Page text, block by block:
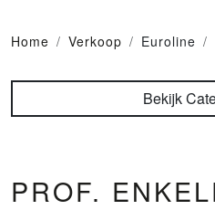
Home Verkoop Euroline
Bekijk
PROF.